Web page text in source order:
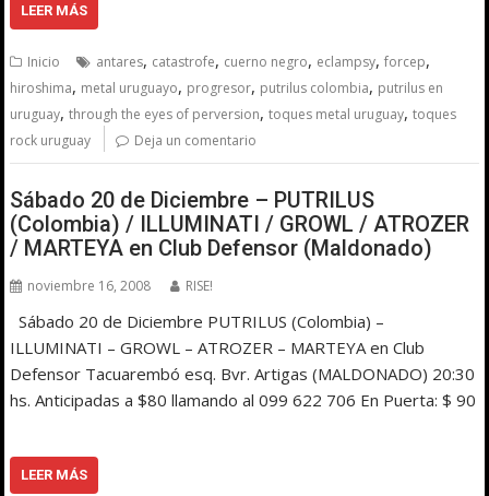
LEER MÁS
Inicio antares, catastrofe, cuerno negro, eclampsy,forcep,
hiroshima, metal uruguayo, progresor, putrilus colombia, putrilus en
uruguay,through the eyes of perversion,toques metal uruguay,toques
rock uruguay
Deja un comentario
Sábado 20 de Diciembre – PUTRILUS
(Colombia) / ILLUMINATI / GROWL / ATROZER
/ MARTEYA en Club Defensor (Maldonado)
noviembre 16, 2008 RISE!
Sábado 20 de Diciembre PUTRILUS (Colombia) –
ILLUMINATI – GROWL – ATROZER – MARTEYA en Club
Defensor Tacuarembó esq. Bvr. Artigas (MALDONADO) 20:30
hs. Anticipadas a $80 llamando al 099 622 706 En Puerta: $ 90
LEER MÁS